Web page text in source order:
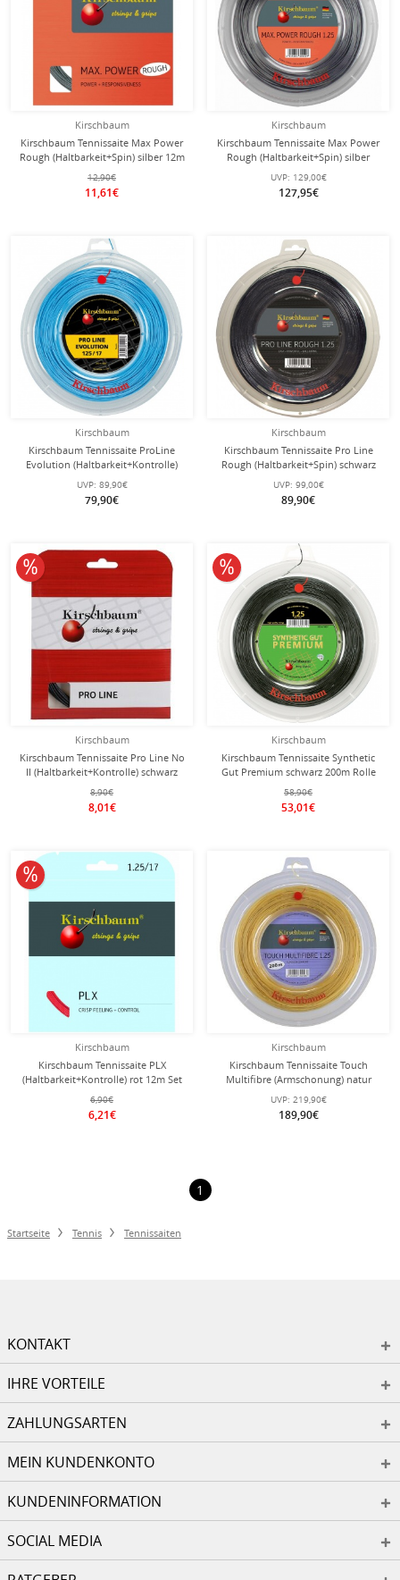
Kirschbaum
Kirschbaum Tennissaite Max Power
Rough (Haltbarkeit+Spin) silber 12m
Set
12,90€
11,61€
Kirschbaum
Kirschbaum Tennissaite Max Power
Rough (Haltbarkeit+Spin) silber
200m Rolle
UVP: 129,00€
127,95€
Kirschbaum
Kirschbaum Tennissaite ProLine
Evolution (Haltbarkeit+Kontrolle)
blau 200m Rolle
UVP: 89,90€
79,90€
Kirschbaum
Kirschbaum Tennissaite Pro Line
Rough (Haltbarkeit+Spin) schwarz
200m Rolle
UVP: 99,00€
89,90€
Kirschbaum
Kirschbaum Tennissaite Pro Line No
II (Haltbarkeit+Kontrolle) schwarz
12m Set
8,90€
8,01€
10% reduziert
Kirschbaum
Kirschbaum Tennissaite Synthetic
Gut Premium schwarz 200m Rolle
58,90€
53,01€
10% reduziert
Kirschbaum
Kirschbaum Tennissaite PLX
(Haltbarkeit+Kontrolle) rot 12m Set
6,90€
6,21€
10% reduziert
Kirschbaum
Kirschbaum Tennissaite Touch
Multifibre (Armschonung) natur
200m Rolle
UVP: 219,90€
189,90€
1
Startseite Tennis Tennissaiten
KONTAKT
IHRE VORTEILE
ZAHLUNGSARTEN
MEIN KUNDENKONTO
KUNDENINFORMATION
SOCIAL MEDIA